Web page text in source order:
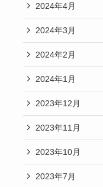
2024年4月
2024年3月
2024年2月
2024年1月
2023年12月
2023年11月
2023年10月
2023年7月